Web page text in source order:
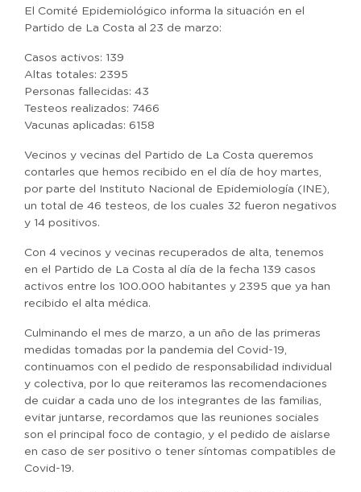
El Comité Epidemiológico informa la situación en el
Partido de La Costa al 23 de marzo:
Casos activos: 139
Altas totales: 2395
Personas fallecidas: 43
Testeos realizados: 7466
Vacunas aplicadas: 6158
Vecinos y vecinas del Partido de La Costa queremos
contarles que hemos recibido en el día de hoy martes,
por parte del Instituto Nacional de Epidemiología (INE),
un total de 46 testeos, de los cuales 32 fueron negativos
y 14 positivos.
Con 4 vecinos y vecinas recuperados de alta, tenemos
en el Partido de La Costa al día de la fecha 139 casos
activos entre los 100.000 habitantes y 2395 que ya han
recibido el alta médica.
Culminando el mes de marzo, a un año de las primeras
medidas tomadas por la pandemia del Covid-19,
continuamos con el pedido de responsabilidad individual
y colectiva, por lo que reiteramos las recomendaciones
de cuidar a cada uno de los integrantes de las familias,
evitar juntarse, recordamos que las reuniones sociales
son el principal foco de contagio, y el pedido de aislarse
en caso de ser positivo o tener síntomas compatibles de
Covid-19.